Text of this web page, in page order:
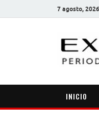
7 agosto, 2026
INICIO